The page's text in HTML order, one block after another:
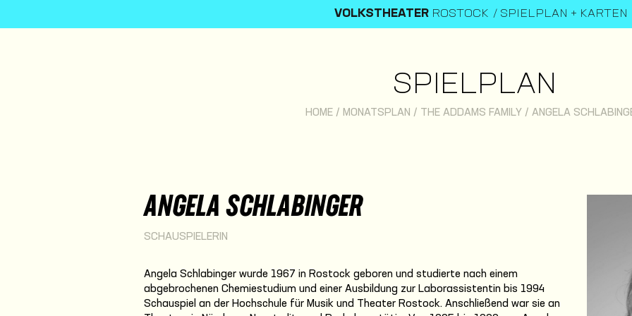
VOLKSTHEATER ROSTOCK SPIELPLAN + KARTEN
SPIELPLAN
HOME / MONATSPLAN / THE ADDAMS FAMILY / ANGELA
ANGELA SCHLABINGER
SCHAUSPIELERIN
Angela Schlabinger wurde 1967 in Rostock geboren und studierte nach einem
abgebrochenen Chemiestudium und einer Ausbildung zur Laborassistentin bis 1994
Schauspiel an der Hochschule für Musik und Theater Rostock. Anschließend war sie an